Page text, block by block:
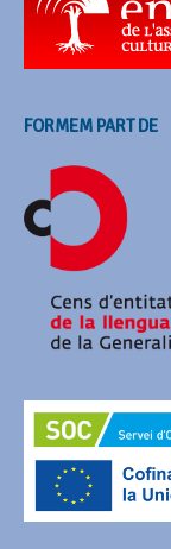
FORMEM PART DE